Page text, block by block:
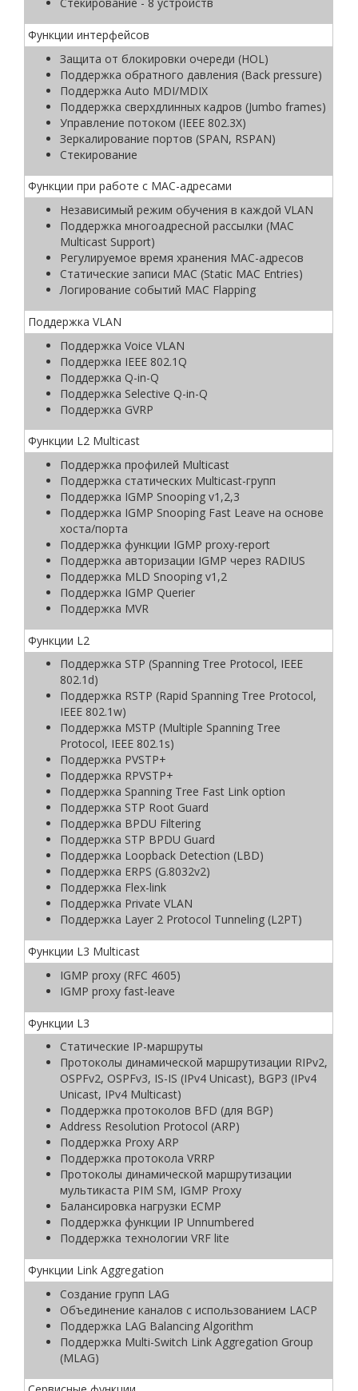
Функции интерфейсов
Защита от блокировки очереди (HOL)
Поддержка обратного давления (Back pressure)
Поддержка Auto MDI/MDIX
Поддержка сверхдлинных кадров (Jumbo frames)
Управление потоком (IEEE 802.3X)
Зеркалирование портов (SPAN, RSPAN)
Стекирование
Функции при работе с МAC-адресами
Независимый режим обучения в каждой VLAN
Поддержка многоадресной рассылки (MAC
Multicast Support)
Регулируемое время хранения MAC-адресов
Статические записи MAC (Static MAC Entries)
Логирование событий MAC Flapping
Поддержка VLAN
Поддержка Voice VLAN
Поддержка IEEE 802.1Q
Поддержка Q-in-Q
Поддержка Selective Q-in-Q
Поддержка GVRP
Функции L2 Multicast
Поддержка профилей Multicast
Поддержка статических Multicast-групп
Поддержка IGMP Snooping v1,2,3
Поддержка IGMP Snooping Fast Leave на основе
хоста/порта
Поддержка функции IGMP proxy-report
Поддержка авторизации IGMP через RADIUS
Поддержка MLD Snooping v1,2
Поддержка IGMP Querier
Поддержка MVR
Функции L2
Поддержка STP (Spanning Tree Protocol, IEEE
802.1d)
Поддержка RSTP (Rapid Spanning Tree Protocol,
IEEE 802.1w)
Поддержка MSTP (Multiple Spanning Tree
Protocol, IEEE 802.1s)
Поддержка PVSTP+
Поддержка RPVSTP+
Поддержка Spanning Tree Fast Link option
Поддержка STP Root Guard
Поддержка BPDU Filtering
Поддержка STP BPDU Guard
Поддержка Loopback Detection (LBD)
Поддержка ERPS (G.8032v2)
Поддержка Flex-link
Поддержка Private VLAN
Поддержка Layer 2 Protocol Tunneling (L2PT)
Функции L3 Multicast
IGMP proxy (RFC 4605)
IGMP proxy fast-leave
Функции L3
Статические IP-маршруты
Протоколы динамической маршрутизации RIPv2,
OSPFv2, OSPFv3, IS-IS (IPv4 Unicast), BGP3 (IPv4
Unicast, IPv4 Multicast)
Поддержка протоколов BFD (для BGP)
Address Resolution Protocol (ARP)
Поддержка Proxy ARP
Поддержка протокола VRRP
Протоколы динамической маршрутизации
мультикаста PIM SM, IGMP Proxy
Балансировка нагрузки ECMP
Поддержка функции IP Unnumbered
Поддержка технологии VRF lite
Функции Link Aggregation
Создание групп LAG
Объединение каналов с использованием LACP
Поддержка LAG Balancing Algorithm
Поддержка Multi-Switch Link Aggregation Group
(MLAG)